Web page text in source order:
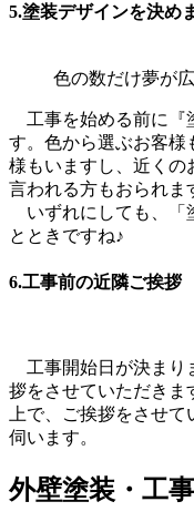
5.塗装デザインを決め
色の数だけ夢が
工事を始める前に『
す。色から選ぶお客様
様もいますし、近くの
言われる方もおられま
いずれにしても、「
とときですね♪
6.工事前の近隣ご挨拶
工事開始日が決まり
拶をさせていただきま
上で、ご挨拶をさせ
伺います。
外壁塗装・工